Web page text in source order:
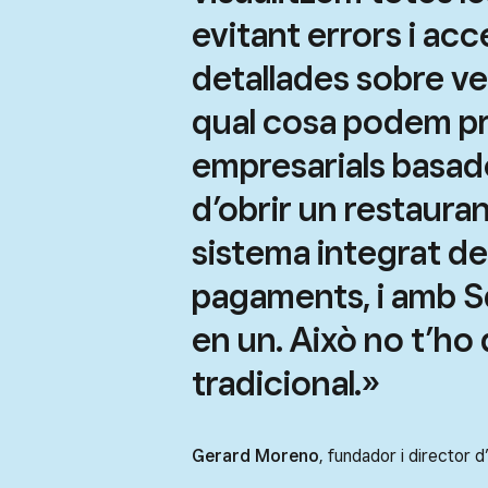
evitant errors i
detallades sobre
qual cosa podem
empresarials
d’obrir un
sistema integrat
pagaments, i amb
en un. Això no
tradicional.»
Gerard Moreno, fundador i director